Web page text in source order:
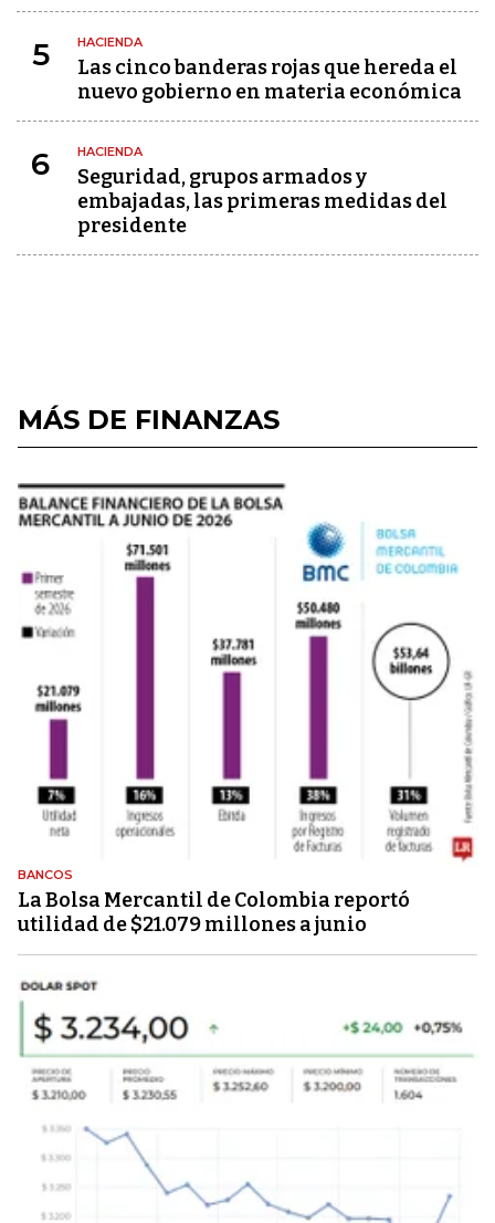
5 HACIENDA
Las cinco banderas rojas que hereda el
nuevo gobierno en materia económica
6 HACIENDA
Seguridad, grupos armados y
embajadas, las primeras medidas del
presidente
MÁS DE FINANZAS
BANCOS
La Bolsa Mercantil de Colombia reportó
utilidad de $21.079 millones a junio